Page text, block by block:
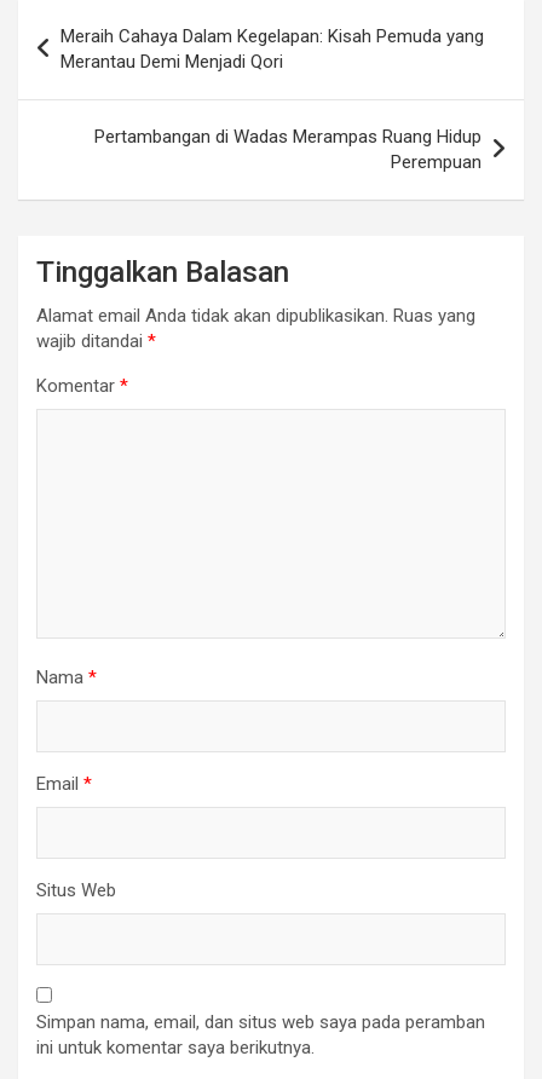
pos
Meraih Cahaya Dalam Kegelapan: Kisah Pemuda yang
Merantau Demi Menjadi Qori
Pertambangan di Wadas Merampas Ruang Hidup
Perempuan
Tinggalkan Balasan
Alamat email Anda tidak akan dipublikasikan. Ruas yang
wajib ditandai *
Komentar *
Nama *
Email *
Situs Web
Simpan nama, email, dan situs web saya pada peramban
ini untuk komentar saya berikutnya.